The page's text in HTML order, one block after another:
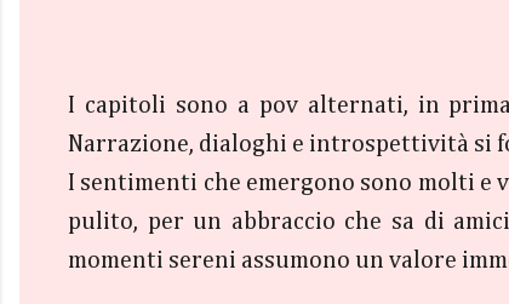
I capitoli sono a pov alternati, in
Narrazione, dialoghi e introspettività si
I sentimenti che emergono sono molti e
pulito, per un abbraccio che sa di
momenti sereni assumono un valore